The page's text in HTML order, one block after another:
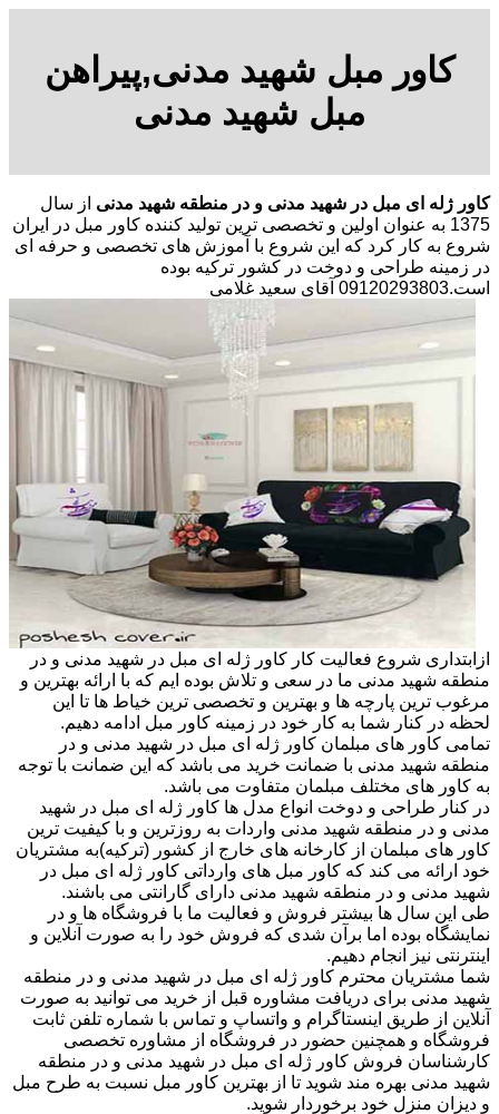
کاور مبل شهید مدنی,پیراهن
مبل شهید مدنی
کاور ژله ای مبل در شهید مدنی و در منطقه شهید مدنی از سال
1375 به عنوان اولین و تخصصی ترین تولید کننده کاور مبل در ایران
شروع به کار کرد که این شروع با آموزش های تخصصی و حرفه ای
در زمینه طراحی و دوخت در کشور ترکیه بوده
است.09120293803 آقای سعید غلامی
ازابتداری شروع فعالیت کار کاور ژله ای مبل در شهید مدنی و در
منطقه شهید مدنی ما در سعی و تلاش بوده ایم که با ارائه بهترین و
مرغوب ترین پارچه ها و بهترین و تخصصی ترین خیاط ها تا این
لحظه در کنار شما به کار خود در زمینه کاور مبل ادامه دهیم.
تمامی کاور های مبلمان کاور ژله ای مبل در شهید مدنی و در
منطقه شهید مدنی با ضمانت خرید می باشد که این ضمانت با توجه
به کاور های مختلف مبلمان متفاوت می باشد.
در کنار طراحی و دوخت انواع مدل ها کاور ژله ای مبل در شهید
مدنی و در منطقه شهید مدنی واردات به روزترین و با کیفیت ترین
کاور های مبلمان از کارخانه های خارج از کشور (ترکیه)به مشتریان
خود ارائه می کند که کاور مبل های وارداتی کاور ژله ای مبل در
شهید مدنی و در منطقه شهید مدنی دارای گارانتی می باشند.
طی این سال ها بیشتر فروش و فعالیت ما با فروشگاه ها و در
نمایشگاه بوده اما برآن شدی که فروش خود را به صورت آنلاین و
اینترنتی نیز انجام دهیم.
شما مشتریان محترم کاور ژله ای مبل در شهید مدنی و در منطقه
شهید مدنی برای دریافت مشاوره قبل از خرید می توانید به صورت
آنلاین از طریق اینستاگرام و واتساپ و تماس با شماره تلفن ثابت
فروشگاه و همچنین حضور در فروشگاه از مشاوره تخصصی
کارشناسان فروش کاور ژله ای مبل در شهید مدنی و در منطقه
شهید مدنی بهره مند شوید تا از بهترین کاور مبل نسبت به طرح مبل
و دیزان منزل خود برخوردار شوید.